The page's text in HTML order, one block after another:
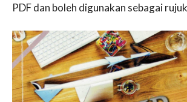
PDF dan boleh digunakan sebagai